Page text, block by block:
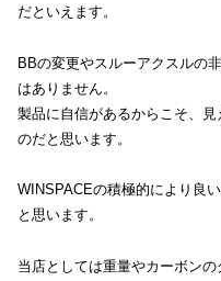
だといえます。
BBの変更やスルーアクスルの
はありません。
製品に自信があるからこそ、
のだと思います。
WINSPACEの積極的により良
と思います。
当店としては重量やカーボン